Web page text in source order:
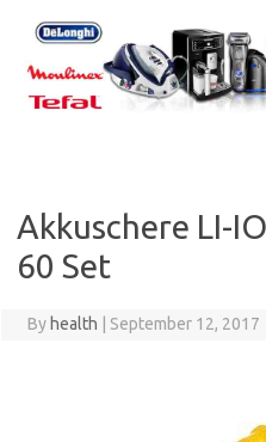
content
Akkuschere LI-
60 Set
By health September 12, 2017